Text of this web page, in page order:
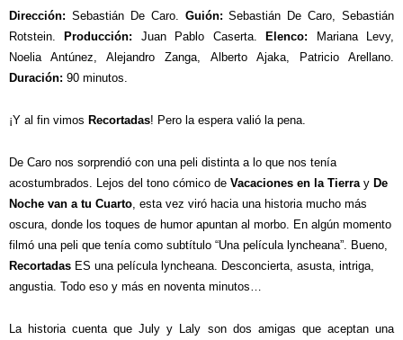
Dirección: Sebastián De Caro. Guión: Sebastián De Caro, Sebastián
Rotstein.
Producción: Juan Pablo Caserta. Elenco: Mariana Levy,
Noelia Antúnez, Alejandro Zanga, Alberto Ajaka, Patricio Arellano.
Duración: 90 minutos.
¡Y al fin vimos Recortadas! Pero la espera valió la pena.
De Caro nos sorprendió con una peli distinta a lo que nos tenía
acostumbrados. Lejos del tono cómico de Vacaciones en la Tierra y De
Noche van a tu Cuarto , esta vez viró hacia una historia mucho más
oscura, donde los toques de humor apuntan al morbo.
En algún momento
filmó una peli que tenía como subtítulo “Una película lyncheana”. Bueno,
Recortadas ES una película lyncheana. Desconcierta, asusta, intriga,
angustia. Todo eso y más en noventa minutos…
La historia cuenta que July y Laly son dos amigas que aceptan una